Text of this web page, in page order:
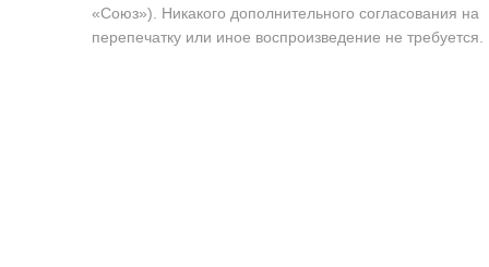
«Союз»). Никакого дополнительного согласования на
перепечатку или иное воспроизведение не требуется.